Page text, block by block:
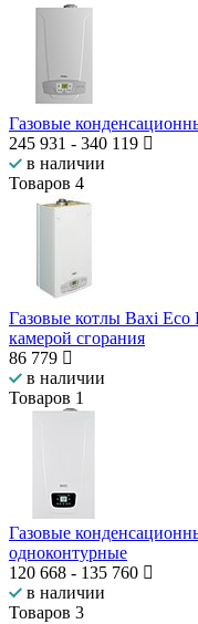
Газовые
245 931 - 340 119
в наличии
Товаров 4
Газовые котлы Baxi Eco
камерой сгорания
86 779
в наличии
Товаров 1
Газовые
одноконтурные
120 668 - 135 760
в наличии
Товаров 3